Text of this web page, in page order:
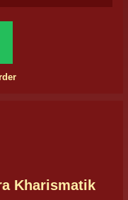
Kharismatik